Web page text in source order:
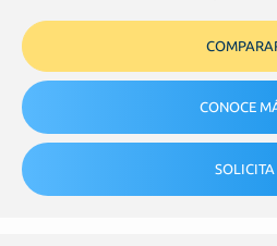
CONOCE
SOLICITA